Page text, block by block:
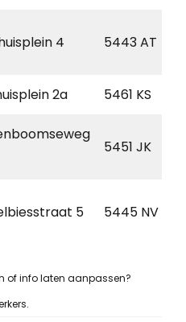
4 5443 AT
2a 5461 KS
5451 JK
5 5445 NV
of info laten aanpassen?